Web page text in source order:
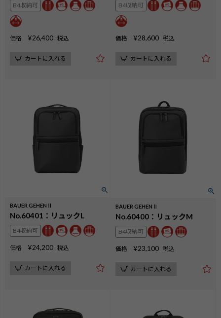
B4収納可
価格 ¥26,400 税込
カートに入れる
B4収納可
価格 ¥28,600 税込
カートに入れる
BAUER GEHENⅡ
No.60401：リュックL
B4収納可
価格 ¥24,200 税込
カートに入れる
BAUER GEHENⅡ
No.60400：リュックM
B4収納可
価格 ¥23,100 税込
カートに入れる